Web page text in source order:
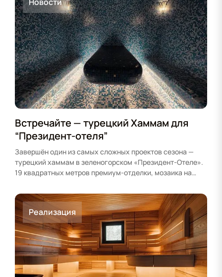
Встречайте — турецкий Хаммам для
“Президент-отеля”
Завершён один из самых сложных проектов сезона —
турецкий хаммам в зеленогорском «Президент-Отеле».
19 квадратных метров премиум-отделки, мозаика на
Реализация